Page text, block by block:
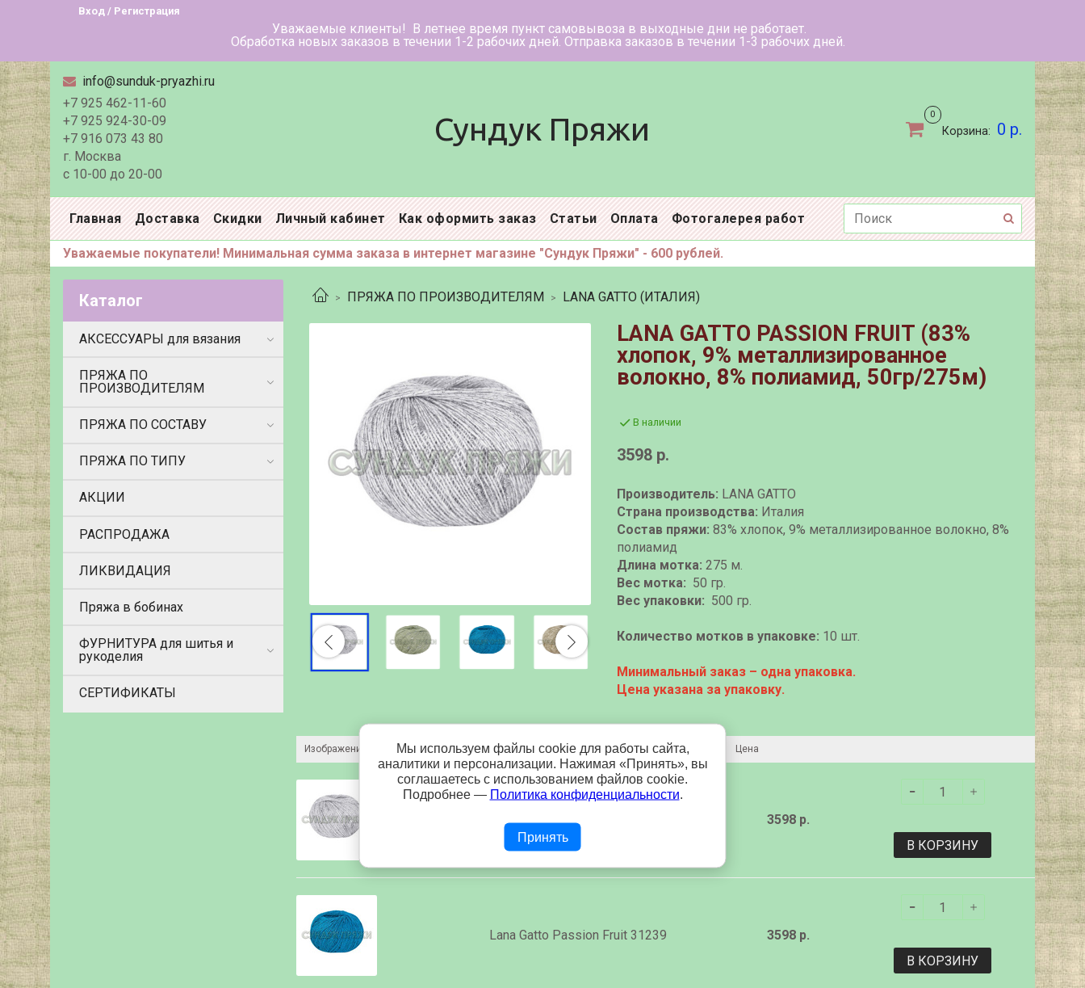
Вход / Регистрация
Уважаемые клиенты! В летнее время пункт самовывоза в выходные дни не работает.
Обработка новых заказов в течении 1-2 рабочих дней. Отправка заказов в течении 1-3 рабочих дней.
info@sunduk-pryazhi.ru
+7 925 462-11-60
+7 925 924-30-09
+7 916 073 43 80
г. Москва
с 10-00 до 20-00
Сундук Пряжи 0
Корзина: 0 р.
Главная Доставка Скидки Личный кабинет Как оформить заказ Статьи Оплата Фотогалерея работ
Уважаемые покупатели! Минимальная сумма заказа в интернет магазине "Сундук Пряжи" - 600 рублей.
ПРЯЖА ПО ПРОИЗВОДИТЕЛЯМ LANA GATTO (ИТАЛИЯ)
LANA GATTO PASSION FRUIT (83%
хлопок, 9% металлизированное
волокно, 8% полиамид, 50гр/275м)
В наличии
3598 р.
Производитель: LANA GATTO
Страна производства: Италия
Состав пряжи: 83% хлопок, 9% металлизированное волокно, 8%
полиамид
Длина мотка: 275 м.
Вес мотка: 50 гр.
Вес упаковки: 500 гр.
Количество мотков в упаковке: 10 шт.
Минимальный заказ – одна упаковка.
Цена указана за упаковку.
Изображение Название Цена
Lana Gatto Passion Fruit 31237
3598 р.
В КОРЗИНУ
Lana Gatto Passion Fruit 31239
3598 р.
В КОРЗИНУ
Каталог
АКСЕССУАРЫ для вязания
ПРЯЖА ПО
ПРОИЗВОДИТЕЛЯМ
ПРЯЖА ПО СОСТАВУ
ПРЯЖА ПО ТИПУ
АКЦИИ
РАСПРОДАЖА
ЛИКВИДАЦИЯ
Пряжа в бобинах
ФУРНИТУРА для шитья и
рукоделия
СЕРТИФИКАТЫ
Мы используем файлы cookie для работы сайта,
аналитики и персонализации. Нажимая «Принять», вы
соглашаетесь с использованием файлов cookie.
Подробнее — Политика конфиденциальности
Принять